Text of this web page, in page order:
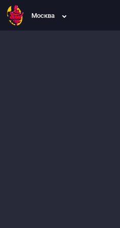
Москва